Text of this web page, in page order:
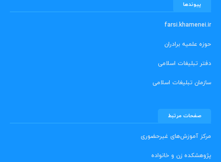
پیوندها
farsi.khamenei.ir
حوزه علمیه برادران
دفتر تبلیغات اسلامی
سازمان تبلیغات اسلامی
صفحات مرتبط
مرکز آموزش‌های غیرحضوری
پژوهشکده زن و خانواده